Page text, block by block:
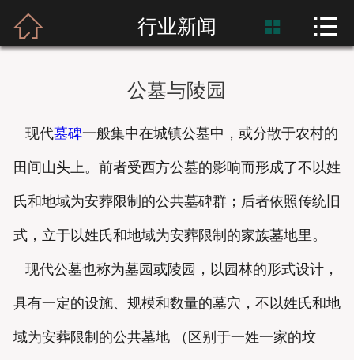
首页
工程案例
 行业新闻  
公墓与陵园
现代墓碑一般集中在城镇公墓中，或分散于农村的
田间山头上。前者受西方公墓的影响而形成了不以姓
氏和地域为安葬限制的公共墓碑群；后者依照传统旧
式，立于以姓氏和地域为安葬限制的家族墓地里。
现代公墓也称为墓园或陵园，以园林的形式设计，
具有一定的设施、规模和数量的墓穴，不以姓氏和地
域为安葬限制的公共墓地 （区别于一姓一家的坟